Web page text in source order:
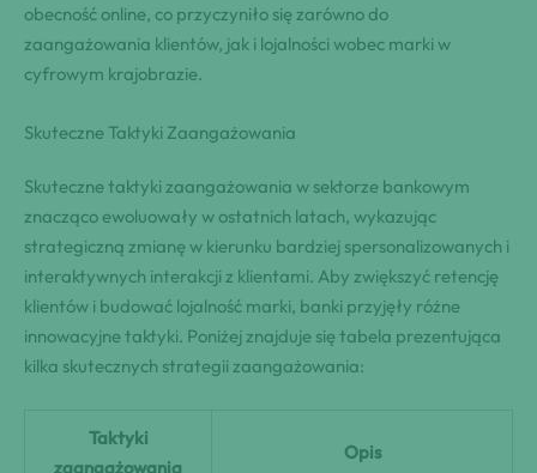
obecność online, co przyczyniło się zarówno do
zaangażowania klientów, jak i lojalności wobec marki w
cyfrowym krajobrazie.
Skuteczne Taktyki Zaangażowania
Skuteczne taktyki zaangażowania w sektorze bankowym
znacząco ewoluowały w ostatnich latach, wykazując
strategiczną zmianę w kierunku bardziej spersonalizowanych i
interaktywnych interakcji z klientami. Aby zwiększyć retencję
klientów i budować lojalność marki, banki przyjęły różne
innowacyjne taktyki. Poniżej znajduje się tabela prezentująca
kilka skutecznych strategii zaangażowania:
Taktyki
zaangażowania
Opis